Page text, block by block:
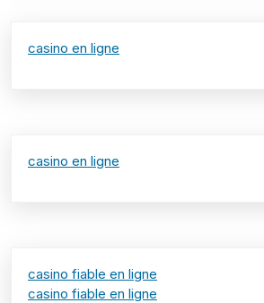
casino en ligne
casino en ligne
casino fiable en ligne
casino fiable en ligne